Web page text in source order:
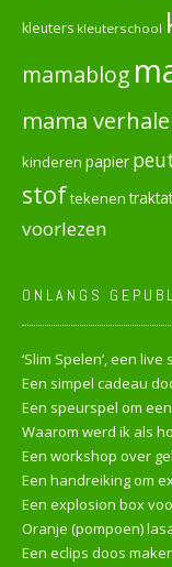
kleuters kleuterschool
mamablog
mama
kinderen papier
stoftekenen
voorlezen
ONLANGS
‘Slim Spelen’, een
Een simpel cadeau
Een speurspel om
Waarom werd ik als
Een workshop over
Een handreiking om
Een explosion box
Oranje (pompoen)
Een eclips doos